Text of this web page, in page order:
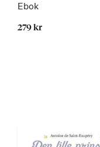
Ebok
279 kr